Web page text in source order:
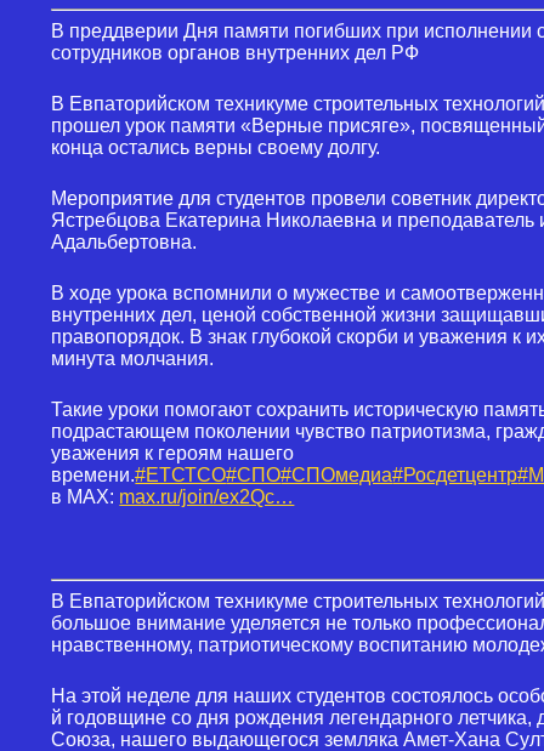
В преддверии Дня памяти погибших при исполнении
сотрудников органов внутренних дел РФ
В Евпаторийском техникуме строительных
прошел урок памяти «Верные присяге»,
конца остались верны своему долгу.
Мероприятие для студентов провели советник
Ястребцова Екатерина Николаевна и
Адальбертовна.
В ходе урока вспомнили о мужестве и
внутренних дел, ценой собственной жизни
правопорядок. В знак глубокой скорби и уважения к
минута молчания.
Такие уроки помогают сохранить историческую
подрастающем поколении чувство патриотизма,
уважения к героям нашего
времени.#ЕТСТСО#СПО#СПОмедиа#Росдетцентр
в MAX: max.ru/join/ex2Qc…
В Евпаторийском техникуме строительных
большое внимание уделяется не только
нравственному, патриотическому воспитанию
На этой неделе для наших студентов состоялось
й годовщине со дня рождения легендарного
Союза, нашего выдающегося земляка Амет-Хана